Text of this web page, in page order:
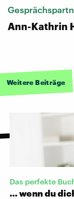
Ann-Kathrin
Weitere Beiträge
Das perfekte
… wenn du